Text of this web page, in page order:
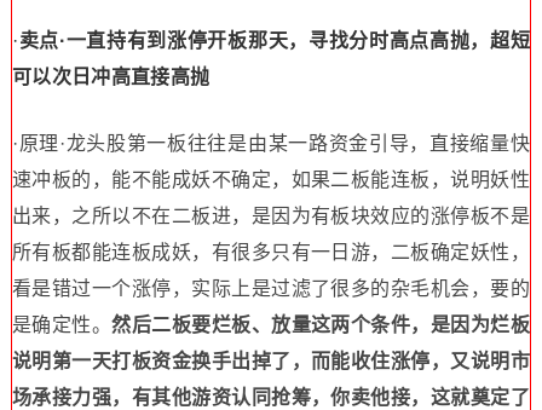
·卖点·一直持有到涨停开板那天，寻找分时高点高抛，超短
可以次日冲高直接高抛
·原理·龙头股第一板往往是由某一路资金引导，直接缩量快
速冲板的，能不能成妖不确定，如果二板能连板，说明妖性
出来，之所以不在二板进，是因为有板块效应的涨停板不是
所有板都能连板成妖，有很多只有一日游，二板确定妖性，
看是错过一个涨停，实际上是过滤了很多的杂毛机会，要的
是确定性。然后二板要烂板、放量这两个条件，是因为烂板
说明第一天打板资金换手出掉了，而能收住涨停，又说明市
场承接力强，有其他游资认同抢筹，你卖他接，这就奠定了